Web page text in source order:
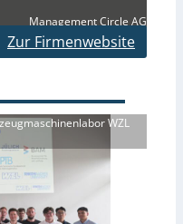
Management Circle AG
Zur Firmenwebsite
WZL